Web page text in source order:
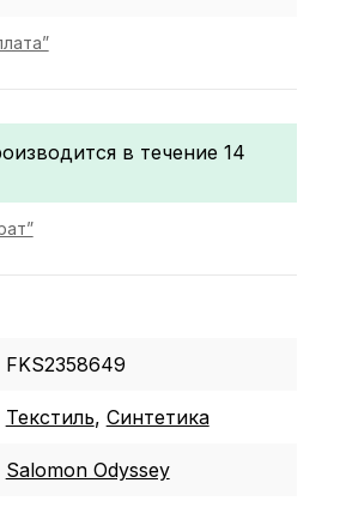
в течение 14
FKS2358649
Текстиль, Синтетика
Salomon Odyssey